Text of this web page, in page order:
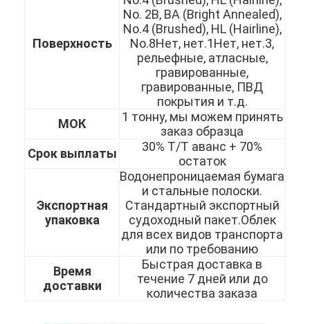
Продукты
О нас
Поверхность
No. 2B, BA (Bright Annealed),
No.4 (Brushed), HL (Hairline),
No.8Нет, нет.1Нет, нет.3,
рельефные, атласные,
гравированные,
гравированные, ПВД
покрытия и т.д.
МОК
1 тонну, мы можем принять
заказ образца
Срок выплаты
30% Т/Т аванс + 70%
остаток
Экспортная
упаковка
Водонепроницаемая бумага
и стальные полоски.
Стандартный экспортный
судоходный пакет.Облек
для всех видов транспорта
или по требованию
Время
доставки
Быстрая доставка в
течение 7 дней или до
количества заказа